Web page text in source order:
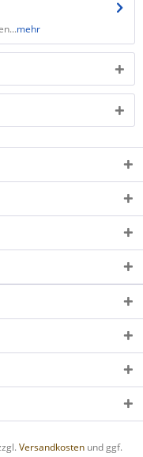
mehr
Versandkosten und ggf.